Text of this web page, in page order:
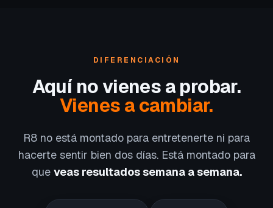
DIFERENCIACIÓN
Aquí no vienes a probar.
Vienes a cambiar.
R8 no está montado para entretenerte ni para
hacerte sentir bien dos días. Está montado para
que veas resultados semana a semana.